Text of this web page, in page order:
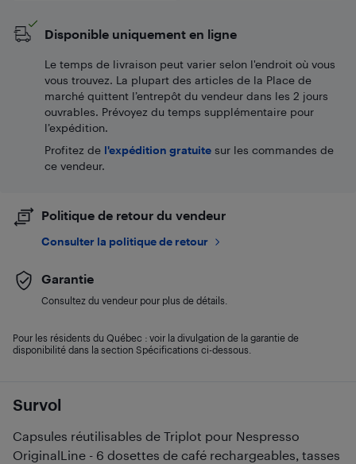
Survol
Capsules réutilisables de Triplot pour Nespresso
OriginalLine - 6 dosettes de café rechargeables, tasses
Disponible uniquement en ligne
Le temps de livraison peut varier selon l'endroit où vous
vous trouvez. La plupart des articles de la Place de
marché quittent l’entrepôt du vendeur dans les 2 jours
ouvrables. Prévoyez du temps supplémentaire pour
l’expédition.
Profitez de l'expédition gratuite sur les commandes de
ce vendeur.
Politique de retour du vendeur
Consulter la politique de retour
Garantie
Consultez du vendeur pour plus de détails.
Pour les résidents du Québec : voir la divulgation de la garantie de
disponibilité dans la section Spécifications ci-dessous.